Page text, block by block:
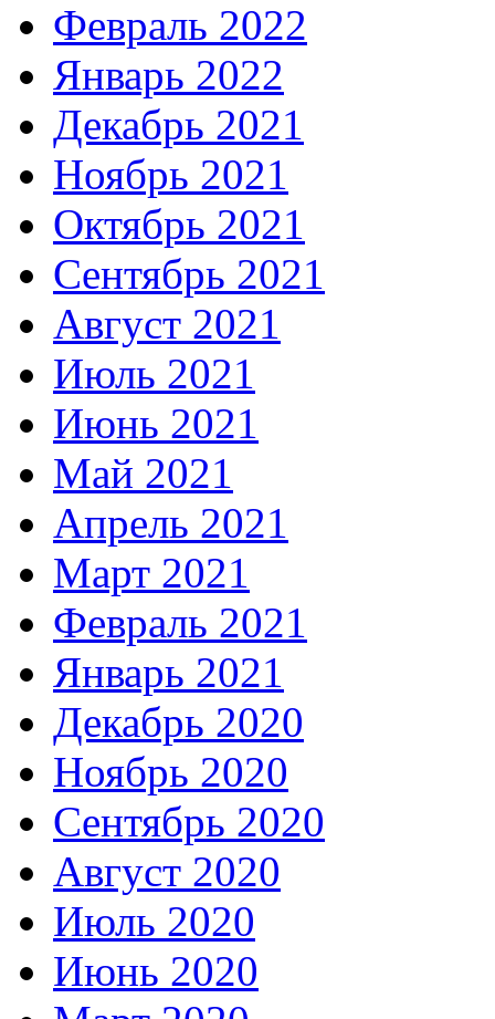
Февраль 2022
Январь 2022
Декабрь 2021
Ноябрь 2021
Октябрь 2021
Сентябрь 2021
Август 2021
Июль 2021
Июнь 2021
Май 2021
Апрель 2021
Март 2021
Февраль 2021
Январь 2021
Декабрь 2020
Ноябрь 2020
Сентябрь 2020
Август 2020
Июль 2020
Июнь 2020